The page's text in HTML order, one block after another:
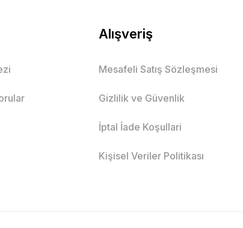
Alışveriş
Mesafeli Satış Sözleşmesi
Gizlilik ve Güvenlik
İptal İade Koşullari
Kişisel Veriler Politikası